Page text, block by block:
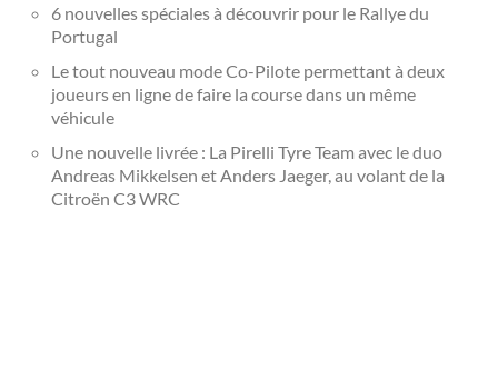
6 nouvelles spéciales à découvrir pour le Rallye du
Portugal
Le tout nouveau mode Co-Pilote permettant à deux
joueurs en ligne de faire la course dans un même
véhicule
Une nouvelle livrée : La Pirelli Tyre Team avec le duo
Andreas Mikkelsen et Anders Jaeger, au volant de la
Citroën C3WRC